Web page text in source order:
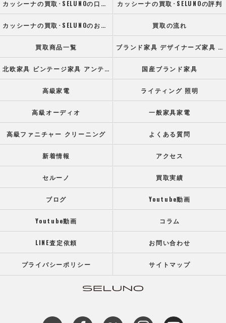
カッシーナの買取･SELUNOの口コミ情報 カッシーナの買取･SELUNOの評判
カッシーナの買取･SELUNOのお客様の声 買取の流れ
買取商品一覧 ブランド家具 デザイナーズ家具 高級オフィス家具
北欧家具 ビンテージ家具 アンティーク家具 国産ブランド家具
高級家電 ライティング 照明
高級オーディオ 一般家具家電
高級ファニチャー クリーニング よくある質問
新着情報 アクセス
セルーノ 買取実績
ブログ Youtube動画
Youtube動画 コラム
LINE査定依頼 お問い合わせ
プライバシーポリシー サイトマップ